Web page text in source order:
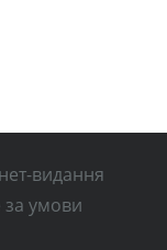
видання
умови